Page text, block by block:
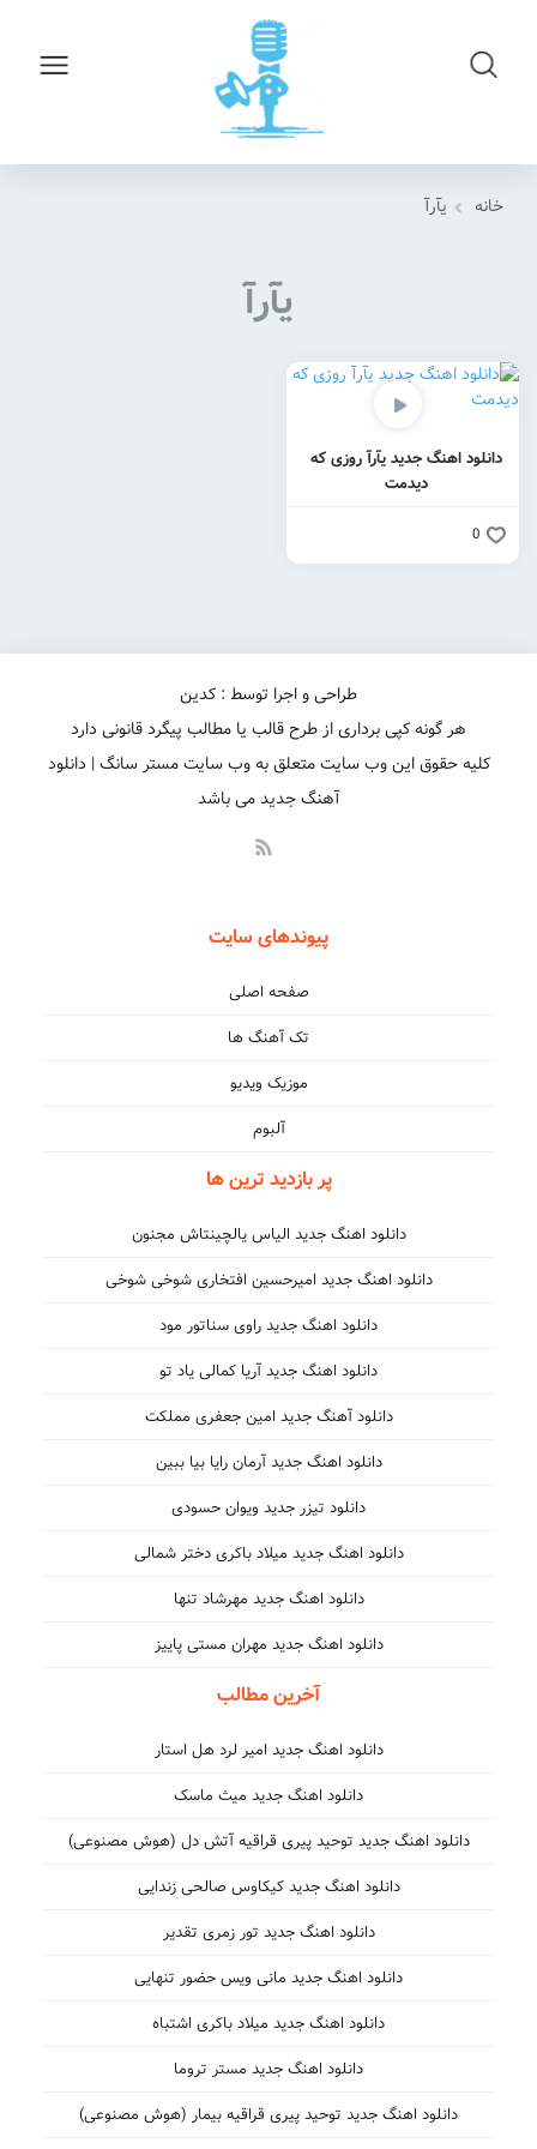
خانه یآرآ
یآرآ
دانلود اهنگ جدید یآرآ روزی که
دیدمت
0
طراحی و اجرا توسط : کدین
هر گونه کپی برداری از طرح قالب یا مطالب پیگرد قانونی دارد
کلیه حقوق این وب سایت متعلق به وب سایت مستر سانگ | دانلود
آهنگ جدید می باشد
پیوندهای سایت
صفحه اصلی
تک آهنگ ها
موزیک ویدیو
آلبوم
پر بازدید ترین ها
دانلود اهنگ جدید الیاس یالچینتاش مجنون
دانلود اهنگ جدید امیرحسین افتخاری شوخی شوخی
دانلود اهنگ جدید راوی سناتور مود
دانلود اهنگ جدید آریا کمالی یاد تو
دانلود آهنگ جدید امین جعفری مملکت
دانلود اهنگ جدید آرمان رایا بیا ببین
دانلود تیزر جدید ویوان حسودی
دانلود اهنگ جدید میلاد باکری دختر شمالی
دانلود اهنگ جدید مهرشاد تنها
دانلود اهنگ جدید مهران مستی پاییز
آخرین مطالب
دانلود اهنگ جدید امیر لرد هل استار
دانلود اهنگ جدید میث ماسک
دانلود اهنگ جدید توحید پیری قراقیه آتش دل (هوش مصنوعی)
دانلود اهنگ جدید کیکاوس صالحی زندایی
دانلود اهنگ جدید تور زمری تقدیر
دانلود اهنگ جدید مانی ویس حضور تنهایی
دانلود اهنگ جدید میلاد باکری اشتباه
دانلود اهنگ جدید مستر تروما
دانلود اهنگ جدید توحید پیری قراقیه بیمار (هوش مصنوعی)